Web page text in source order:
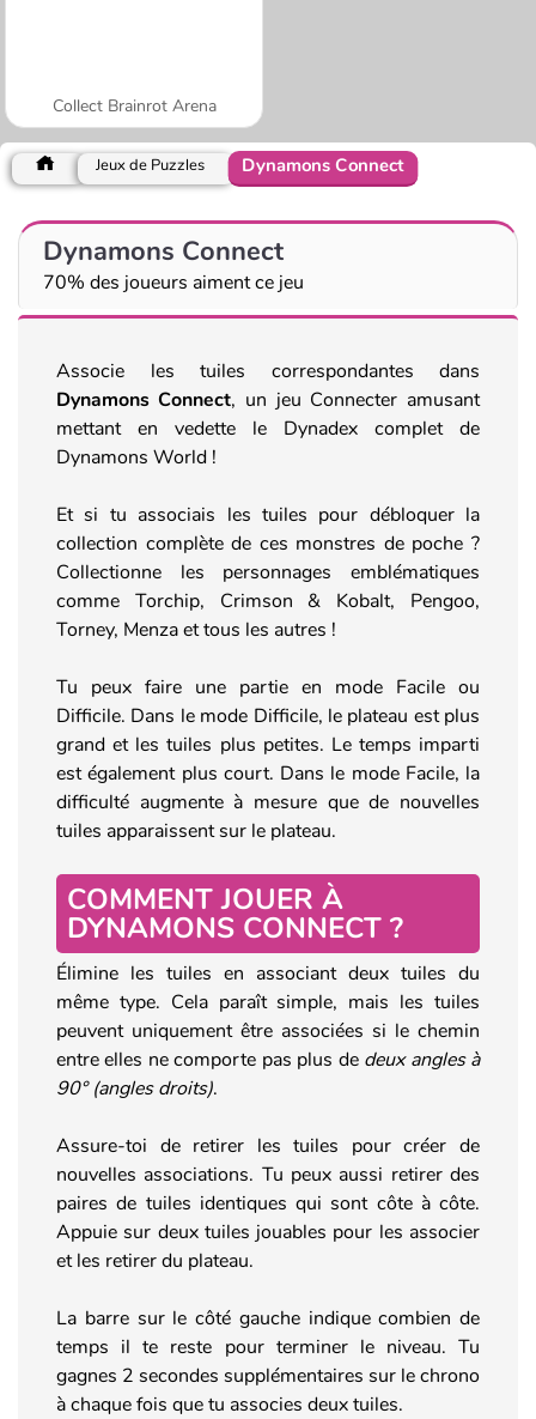
Collect Brainrot Arena
Jeux de Puzzles Dynamons Connect
Dynamons Connect
70% des joueurs aiment ce jeu
Associe les tuiles correspondantes dans
Dynamons Connect, un jeu Connecter amusant
mettant en vedette le Dynadex complet de
Dynamons World !
Et si tu associais les tuiles pour débloquer la
collection complète de ces monstres de poche ?
Collectionne les personnages emblématiques
comme Torchip, Crimson & Kobalt, Pengoo,
Torney, Menza et tous les autres !
Tu peux faire une partie en mode Facile ou
Difficile. Dans le mode Difficile, le plateau est plus
grand et les tuiles plus petites. Le temps imparti
est également plus court. Dans le mode Facile, la
difficulté augmente à mesure que de nouvelles
tuiles apparaissent sur le plateau.
COMMENT JOUER À
DYNAMONS CONNECT ?
Élimine les tuiles en associant deux tuiles du
même type. Cela paraît simple, mais les tuiles
peuvent uniquement être associées si le chemin
entre elles ne comporte pas plus de deux angles à
90° (angles droits).
Assure-toi de retirer les tuiles pour créer de
nouvelles associations. Tu peux aussi retirer des
paires de tuiles identiques qui sont côte à côte.
Appuie sur deux tuiles jouables pour les associer
et les retirer du plateau.
La barre sur le côté gauche indique combien de
temps il te reste pour terminer le niveau. Tu
gagnes 2 secondes supplémentaires sur le chrono
à chaque fois que tu associes deux tuiles.